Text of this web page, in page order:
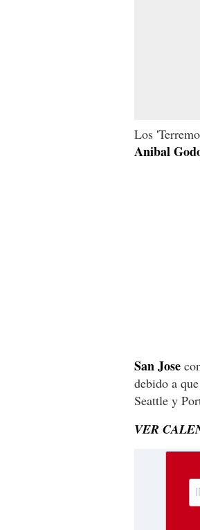
Los
Anibal
San Jose
debido a
Seattle y
VER